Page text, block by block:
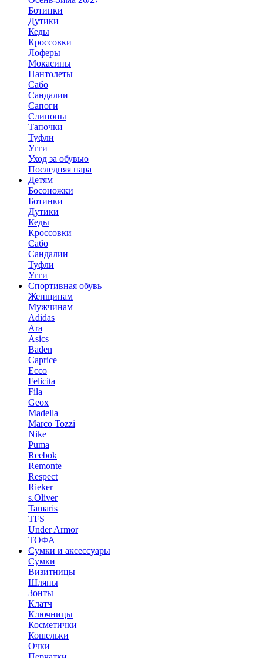
Ботинки
Дутики
Кеды
Кроссовки
Лоферы
Мокасины
Пантолеты
Сабо
Сандалии
Сапоги
Слипоны
Тапочки
Туфли
Угги
Уход за обувью
Последняя пара
Детям
Босоножки
Ботинки
Дутики
Кеды
Кроссовки
Сабо
Сандалии
Туфли
Угги
Спортивная обувь
Женщинам
Мужчинам
Adidas
Ara
Asics
Baden
Caprice
Ecco
Felicita
Fila
Geox
Madella
Marco Tozzi
Nike
Puma
Reebok
Remonte
Respect
Rieker
s.Oliver
Tamaris
TFS
Under Armor
ТОФА
Сумки и аксессуары
Сумки
Визитницы
Шляпы
Зонты
Клатч
Ключницы
Косметички
Кошельки
Очки